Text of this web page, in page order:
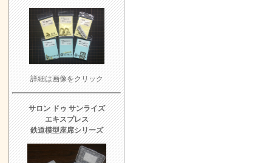
詳細は画像をクリック
サロン ドゥ サンライズ
エキスプレス
鉄道模型座席シリーズ